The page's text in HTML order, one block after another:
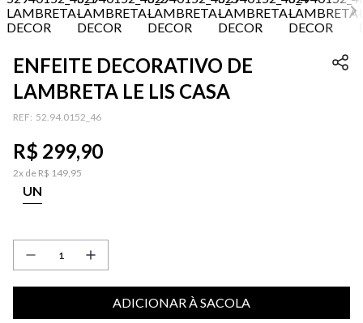
ENFEITE DECORATIVO DE
LAMBRETA LE LIS CASA
: 52.94.0152_46
R$ 299,90
2x de R$ 149,95
UN
ADICIONAR À SACOLA